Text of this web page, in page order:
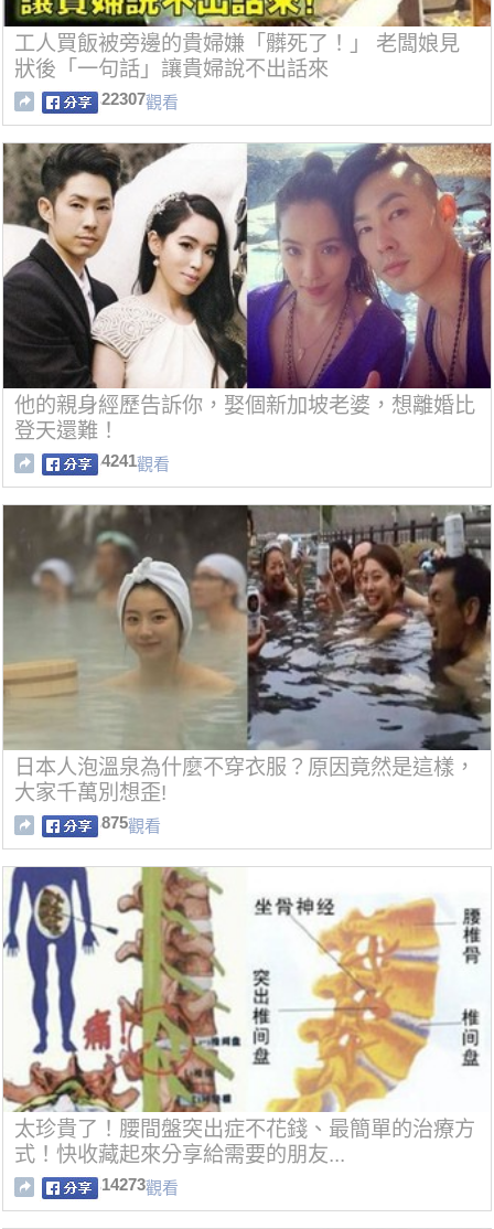
工人買飯被旁邊的貴婦嫌「髒死了！」 老闆娘見
狀後「一句話」讓貴婦說不出話來
22307觀看
他的親身經歷告訴你，娶個新加坡老婆，想離婚比
登天還難！
4241觀看
日本人泡溫泉為什麼不穿衣服？原因竟然是這樣，
大家千萬別想歪!
875觀看
太珍貴了！腰間盤突出症不花錢、最簡單的治療方
式！快收藏起來分享給需要的朋友...
14273觀看